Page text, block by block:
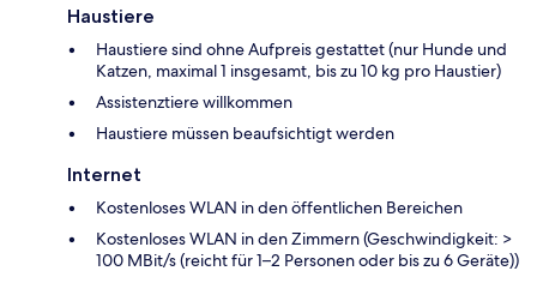
Haustiere
Haustiere sind ohne Aufpreis gestattet (nur Hunde und
Katzen, maximal 1 insgesamt, bis zu 10 kg pro Haustier)
Assistenztiere willkommen
Haustiere müssen beaufsichtigt werden
Internet
Kostenloses WLAN in den öffentlichen Bereichen
Kostenloses WLAN in den Zimmern (Geschwindigkeit: >
100 MBit/s (reicht für 1–2 Personen oder bis zu 6 Geräte))